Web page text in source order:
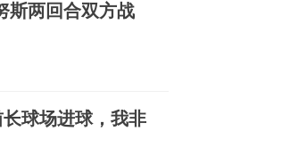
斯两回合双方战
球场进球，我非